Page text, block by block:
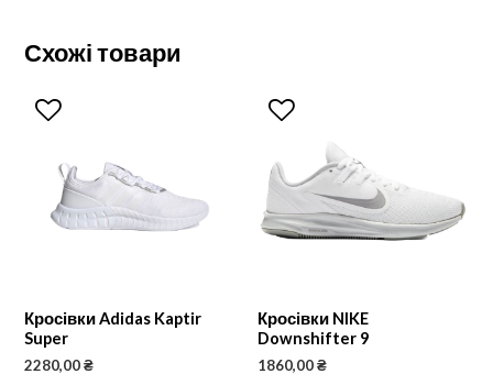
Схожі товари
Кросівки Adidas Kaptir
Super
2280,00₴
Кросівки NIKE
Downshifter 9
1860,00₴